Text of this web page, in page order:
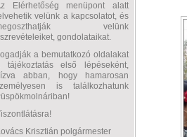
Elérhetőség menüpont alatt
velünk a kapcsolatot, és
velünk
gondolataikat.
a bemutatkozó oldalakat
tájékoztatás első lépéseként,
abban, hogy hamarosan
is találkozhatunk
Krisztián polgármester